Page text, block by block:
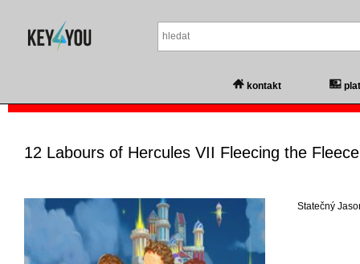
kontakt
12 Labours of Hercules VII Fleecing the Fleece
Statečný